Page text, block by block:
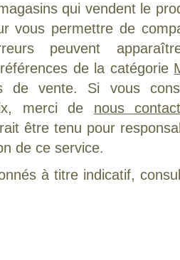
qui vendent le
vous permettre de
peuvent
de la catégorie
de vente. Si vous
merci de nous
être tenu pour
de ce service.
à titre indicatif,